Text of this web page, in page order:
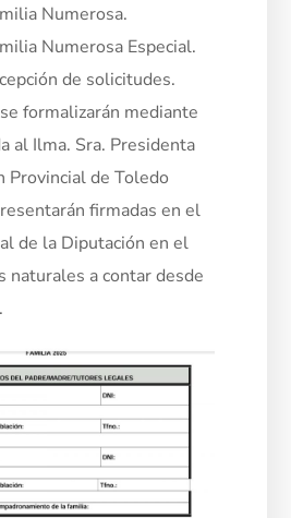
Numerosa.
Numerosa Especial.
de solicitudes.
formalizarán mediante
al Ilma. Sra. Presidenta
Provincial de Toledo
firmadas en el
de la Diputación en el
naturales a contar desde